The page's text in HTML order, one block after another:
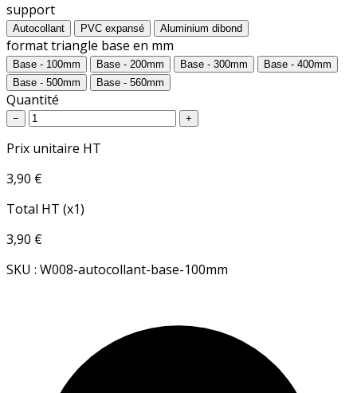
support
Autocollant PVC expansé Aluminium dibond
format triangle base en mm
Base - 100mm Base - 200mm Base - 300mm
Base - 400mm
Base - 500mm
Base - 560mm
Quantité
− +
Prix unitaire HT
3,90 €
Total HT (x1)
3,90 €
SKU : W008-autocollant-base-100mm